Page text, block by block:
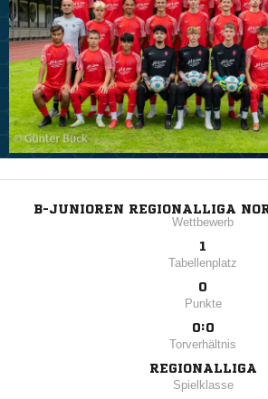
B-JUNIOREN REGIONALLIGA
Wettbewerb
1
Tabellenplatz
0
Punkte
0:0
Torverhältnis
REGIONALLIGA
Spielklasse